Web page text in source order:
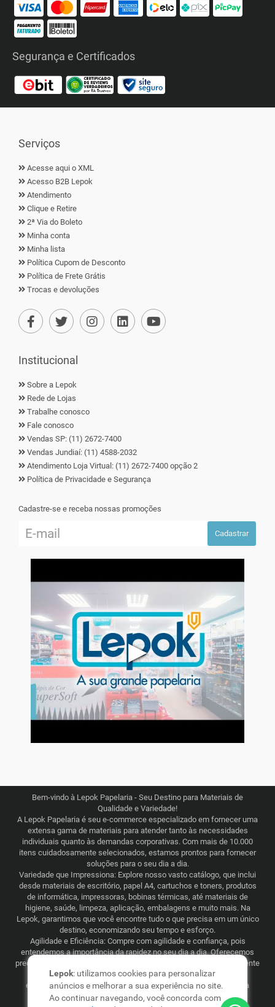
Segurança e Certificados
Serviços
Acesse aqui o XML
Acesso B2B Lepok
Atendimento
Clique e Retire
2ª Via do Boleto
Minha conta
Minha lista
Política Cupom de Desconto
Política de Frete Grátis
Trocas e devoluções
Institucional
Sobre a Lepok
Rede de Lojas
Trabalhe conosco
Fale conosco
Vendas SP: (11) 2672-7400
Vendas Jundiaí: (11) 4588-2032
Atendimento Loja Virtual: (11) 2672-7400 opção 2
Política de Privacidade e Segurança
Cadastre-se e receba nossas promoções
Cadastrar
▶
Bem-vindo à Lepok Papelaria - Seu Destino para Materiais de
Qualidade e Variedade!
A Lepok Papelaria é seu e-commerce especializado em fornecer uma
extensa gama de materiais para atender tanto às necessidades
individuais quanto às demandas corporativas. Com mais de 10.000
itens cuidadosamente selecionados, estamos prontos para fornecer
soluções para o seu dia a dia.
Variedade que Impressiona: Explore nosso vasto catálogo, que inclui
desde materiais de escritório, papel A4, cartuchos e toners, produtos
de informática, impressoras, bobinas térmicas, até materiais de
higiene, saúde, limpeza, aplicação, embalagens e muito mais. Na
Lepok, garantimos que você encontre tudo o que precisa em um único
destino, economizando seu tempo e esforço.
Agilidade e Eficiência: Compre com agilidade e confiança, pois
entendemos a importância da rapidez no seu dia a dia. Oferecemos
preços justos e competitivos, combinados com uma logística eficiente
que abrange todo o Brasil. Seja para consumo recorrente ou
esporádico, a Lepok Papelaria está comprometida em tornar sua
experiência de compra simples e garantida.
Lepok: utilizamos cookies para personalizar
anúncios e melhorar a sua experiência no site.
Ao continuar navegando, você concorda com